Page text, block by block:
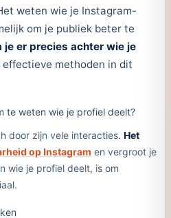
weten wie je Instagram-
om je publiek beter te
je er precies achter wie je
effectieve methoden in dit
te weten wie je profiel deelt?
door zijn vele interacties. Het
op Instagram en vergroot je
wie je profiel deelt, is om